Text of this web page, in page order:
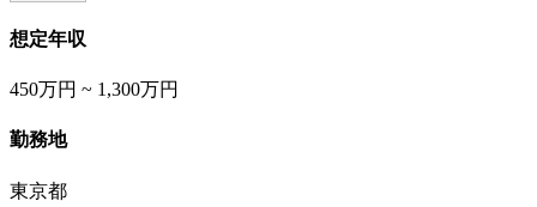
想定年収
450万円 ~ 1,300万円
勤務地
東京都